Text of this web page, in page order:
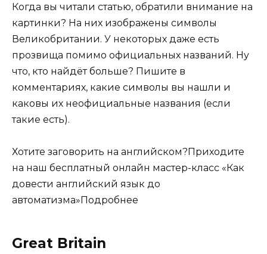
Когда вы читали статью, обратили внимание на
картинки? На них изображены символы
Великобритании. У некоторых даже есть
прозвища помимо официальных названий. Ну
что, кто найдёт больше? Пишите в
комментариях, какие символы вы нашли и
каковы их неофициальные названия (если
такие есть).
Хотите заговорить на английском?Приходите
на наш бесплатный онлайн мастер-класс «Как
довести английский язык до
автоматизма»Подробнее
Great Britain